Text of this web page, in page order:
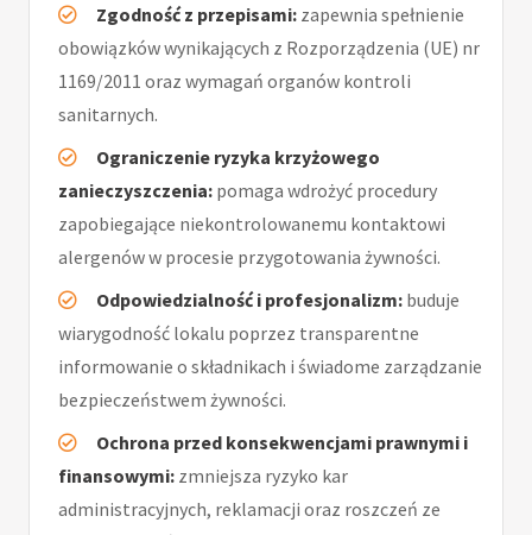
Zgodność z przepisami: zapewnia spełnienie
obowiązków wynikających z Rozporządzenia (UE) nr
1169/2011 oraz wymagań organów kontroli
sanitarnych.
Ograniczenie ryzyka krzyżowego
zanieczyszczenia: pomaga wdrożyć procedury
zapobiegające niekontrolowanemu kontaktowi
alergenów w procesie przygotowania żywności.
Odpowiedzialność i profesjonalizm: buduje
wiarygodność lokalu poprzez transparentne
informowanie o składnikach i świadome zarządzanie
bezpieczeństwem żywności.
Ochrona przed konsekwencjami prawnymi i
finansowymi: zmniejsza ryzyko kar
administracyjnych, reklamacji oraz roszczeń ze